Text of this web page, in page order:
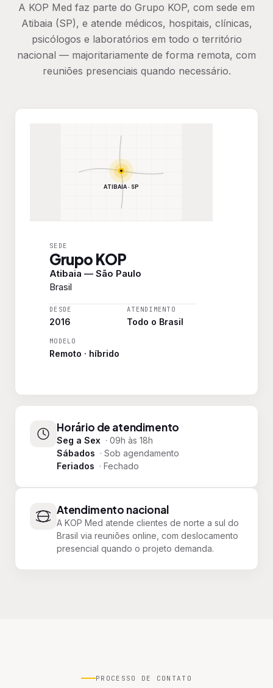
A KOP Med faz parte do Grupo KOP, com sede em
Atibaia (SP), e atende médicos, hospitais, clínicas,
psicólogos e laboratórios em todo o território
nacional — majoritariamente de forma remota, com
reuniões presenciais quando necessário.
ATIBAIA · SP
SEDE
Grupo KOP
Atibaia — São Paulo
Brasil
DESDE
2016
ATENDIMENTO
Todo o Brasil
MODELO
Remoto · híbrido
Horário de atendimento
Seg a Sex · 09h às 18h
Sábados · Sob agendamento
Feriados · Fechado
Atendimento nacional
A KOP Med atende clientes de norte a sul do
Brasil via reuniões online, com deslocamento
presencial quando o projeto demanda.
PROCESSO DE CONTATO